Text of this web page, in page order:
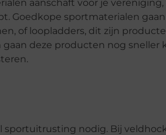
aanschaft voor je
Goedkope sportmaterialen
of loopladders, dit zijn
deze producten nog sneller
sportuitrusting nodig. Bij